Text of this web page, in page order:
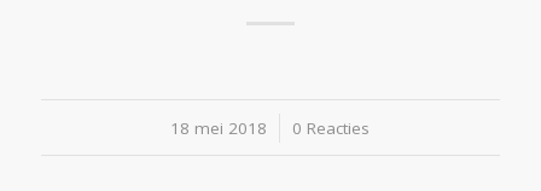
18 mei 2018
/ 0 Reacties